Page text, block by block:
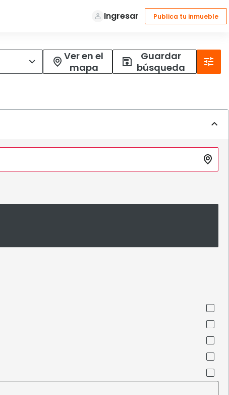
Ver en el
mapa
Guardar
búsqueda